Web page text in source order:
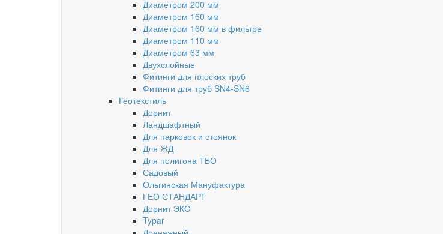
Диаметром 200 мм
Диаметром 160 мм
Диаметром 160 мм в фильтре
Диаметром 110 мм
Диаметром 63 мм
Двухслойные
Фитинги для плоских труб
Фитинги для труб SN4-SN6
Геотекстиль
Дорнит
Ландшафтный
Для парковок и стоянок
Для ЖД
Для полигона ТБО
Садовый
Ольгинская Мануфактура
ГЕО СТАНДАРТ
Дорнит ЭКО
Typar